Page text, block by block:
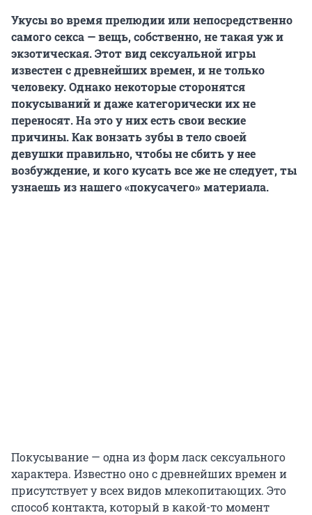
Укусы во время прелюдии или непосредственно
самого секса — вещь, собственно, не такая уж и
экзотическая. Этот вид сексуальной игры
известен с древнейших времен, и не только
человеку. Однако некоторые сторонятся
покусываний и даже категорически их не
переносят. На это у них есть свои веские
причины. Как вонзать зубы в тело своей
девушки правильно, чтобы не сбить у нее
возбуждение, и кого кусать все же не следует, ты
узнаешь из нашего «покусачего» материала.
Покусывание — одна из форм ласк сексуального
характера. Известно оно с древнейших времен и
присутствует у всех видов млекопитающих. Это
способ контакта, который в какой-то момент